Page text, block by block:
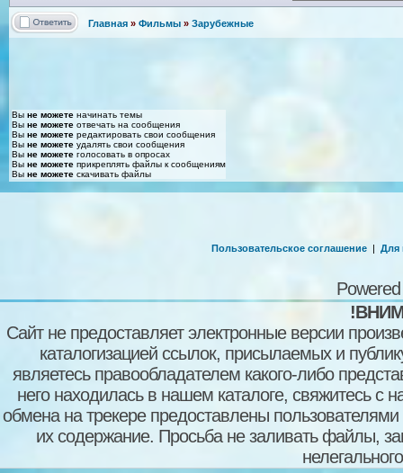
Главная » Фильмы » Зарубежные
Вы не можете начинать темы
Вы не можете отвечать на сообщения
Вы не можете редактировать свои сообщения
Вы не можете удалять свои сообщения
Вы не можете голосовать в опросах
Вы не можете прикреплять файлы к сообщениям
Вы не можете скачивать файлы
Пользовательское соглашение | Для
Сайт не предоставляет электронные версии
каталогизацией ссылок, присылаемых и
являетесь правообладателем какого-либо
него находилась в нашем каталоге, свяжитесь
обмена на трекере предоставлены пользователями
их содержание. Просьба не заливать файлы,